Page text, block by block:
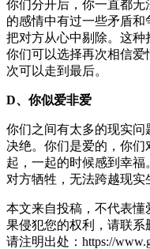
你们分开后，你一直都无
的感情中有过一些矛盾
把对方从心中剔除。这种
你们可以选择再次相信
次可以走到最后。
D、你似爱非爱
你们之间有太多的现实
决绝。你们是爱的，你
起，一起的时候感到幸
对方牺牲，无法跨越现实
本文来自投稿，不代表
果侵犯您的权利，请联系
请注明出处：https://